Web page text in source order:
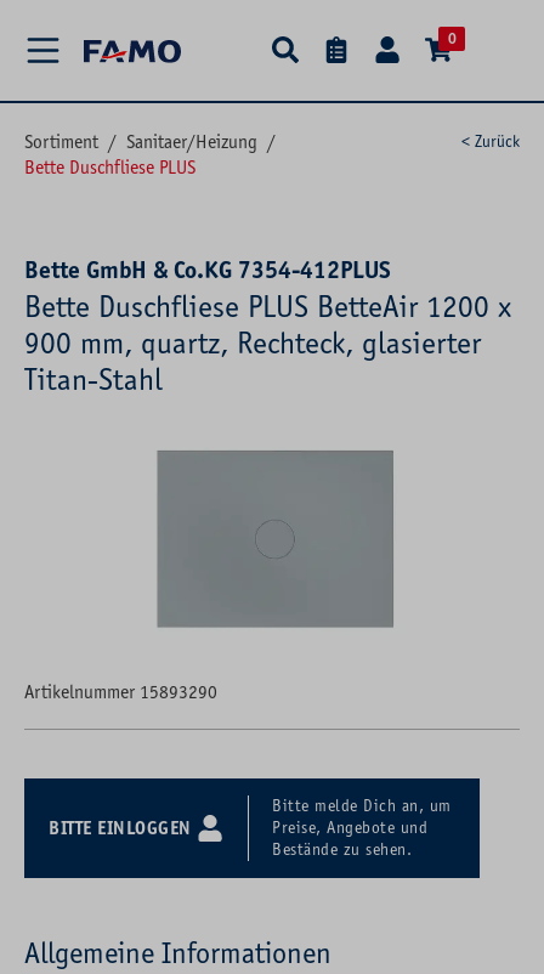
0
Sortiment / Sanitaer/Heizung /
Bette Duschfliese PLUS
< Zurück
Bette GmbH & Co.KG 7354-412PLUS
Bette Duschfliese PLUS BetteAir 1200 x
900 mm, quartz, Rechteck, glasierter
Titan-Stahl
Artikelnummer 15893290
BITTE EINLOGGEN
Bitte melde Dich an, um
Preise, Angebote und
Bestände zu sehen.
Allgemeine Informationen